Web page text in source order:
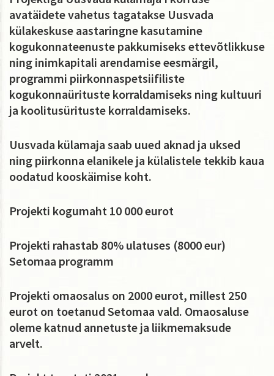
avatäidete vahetus tagatakse Uusvada
külakeskuse aastaringne kasutamine
kogukonnateenuste pakkumiseks ettevõtlikkuse
ning inimkapitali arendamise eesmärgil,
programmi piirkonnaspetsiifiliste
kogukonnaürituste korraldamiseks ning kultuuri
ja koolitusürituste korraldamiseks.
Uusvada külamaja saab uued aknad ja uksed
ning piirkonna elanikele ja külalistele tekkib kaua
oodatud kooskäimise koht.
Projekti kogumaht 10 000 eurot
Projekti rahastab 80% ulatuses (8000 eur)
Setomaa programm
Projekti omaosalus on 2000 eurot, millest 250
eurot on toetanud Setomaa vald. Omaosaluse
oleme katnud annetuste ja liikmemaksude
arvelt.